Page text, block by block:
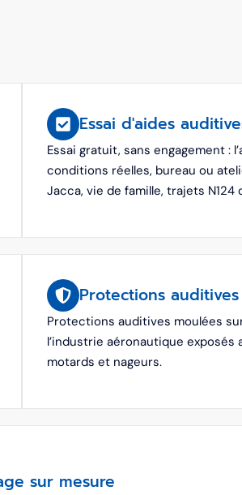
Essai d'aides
Essai gratuit, sans engagement :
conditions réelles, bureau ou
Jacca, vie de famille, trajets N124
Protections
Protections auditives moulées
l’industrie aéronautique
motards et nageurs.
sur mesure